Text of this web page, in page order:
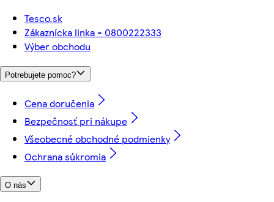
Tesco.sk
Zákaznícka linka - 0800222333
Výber obchodu
Potrebujete pomoc?
Cena doručenia
Bezpečnosť pri nákupe
Všeobecné obchodné podmienky
Ochrana súkromia
O nás